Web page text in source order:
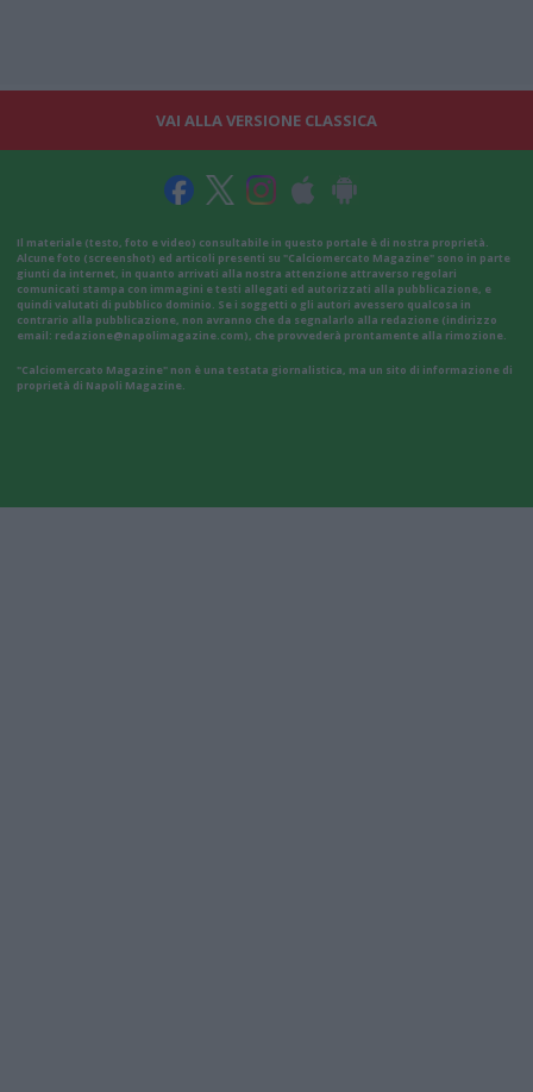
VAI ALLA VERSIONE CLASSICA
Il materiale (testo, foto e video) consultabile in questo portale è di nostra proprietà.
Alcune foto (screenshot) ed articoli presenti su "Calciomercato Magazine" sono in parte
giunti da internet, in quanto arrivati alla nostra attenzione attraverso regolari
comunicati stampa con immagini e testi allegati ed autorizzati alla pubblicazione, e
quindi valutati di pubblico dominio. Se i soggetti o gli autori avessero qualcosa in
contrario alla pubblicazione, non avranno che da segnalarlo alla redazione (indirizzo
email: redazione@napolimagazine.com), che provvederà prontamente alla rimozione.
"Calciomercato Magazine" non è una testata giornalistica, ma un sito di informazione di
proprietà di Napoli Magazine.